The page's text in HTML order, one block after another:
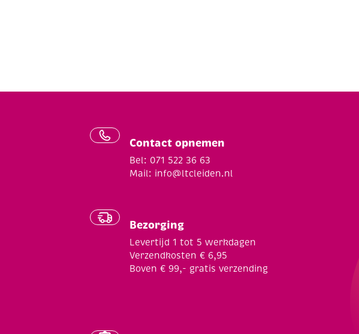
Contact opnemen
Bel: 071 522 36 63
Mail: info@ltcleiden.nl
Bezorging
Levertijd 1 tot 5 werkdagen
Verzendkosten € 6,95
Boven € 99,- gratis verzending